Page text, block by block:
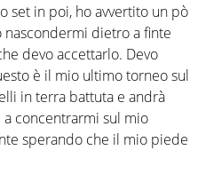
set in poi, ho avvertito un pò
dietro a finte
devo accettarlo. Devo
è il mio ultimo torneo sul
in terra battuta e andrà
concentrarmi sul mio
sperando che il mio piede